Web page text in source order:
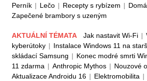
Perník | Lečo | Recepty s rybízem |
Zapečené brambory s uzeným
AKTUÁLNÍ TÉMATA Jak nastavit Wi-Fi |
kyberútoky | Instalace Windows 11 na
skládací Samsung | Konec modré smrti
11 zdarma | Anthropic Mythos | Nouzové
Aktualizace Androidu 16 | Elektromobilita |